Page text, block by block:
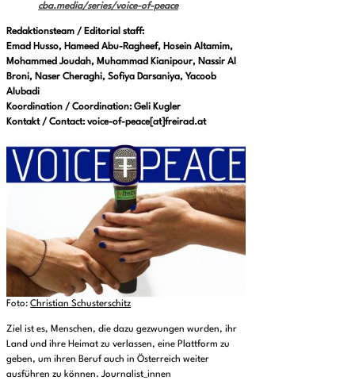
cba.media/series/voice-of-peace
Redaktionsteam / Editorial staff:
Emad Husso, Hameed Abu-Ragheef, Hosein Altamim,
Mohammed Joudah, Muhammad Kianipour, Nassir Al
Broni, Naser Cheraghi, Sofiya Darsaniya, Yacoob
Alubadi
Koordination / Coordination: Geli Kugler
Kontakt / Contact: voice-of-peace[at]freirad.at
Foto:Christian Schusterschitz
Ziel ist es, Menschen, die dazu gezwungen wurden, ihr
Land und ihre Heimat zu verlassen, eine Plattform zu
geben, um ihren Beruf auch in Österreich weiter
ausführen zu können. Journalist_innen